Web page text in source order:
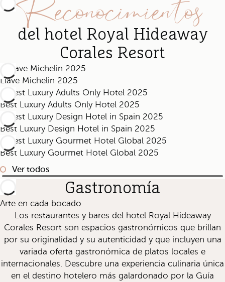
del hotel Royal Hideaway
Corales Resort
Llave Michelin 2025
Best Luxury Adults Only Hotel 2025
Best Luxury Design Hotel in Spain 2025
Best Luxury Gourmet Hotel Global 2025
Ver todos
Gastronomía
Arte en cada bocado
Los restaurantes y bares del hotel Royal Hideaway
Corales Resort son espacios gastronómicos que brillan
por su originalidad y su autenticidad y que incluyen una
variada oferta gastronómica de platos locales e
internacionales. Descubre una experiencia culinaria única
en el destino hotelero más galardonado por la Guía